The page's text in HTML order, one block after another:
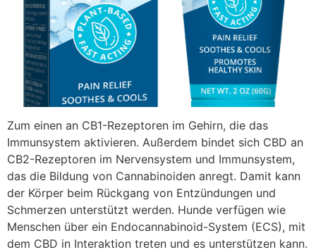
Zum einen an CB1-Rezeptoren im Gehirn, die das
Immunsystem aktivieren. Außerdem bindet sich CBD an
CB2-Rezeptoren im Nervensystem und Immunsystem,
das die Bildung von Cannabinoiden anregt. Damit kann
der Körper beim Rückgang von Entzündungen und
Schmerzen unterstützt werden. Hunde verfügen wie
Menschen über ein Endocannabinoid-System (ECS), mit
dem CBD in Interaktion treten und es unterstützen kann.